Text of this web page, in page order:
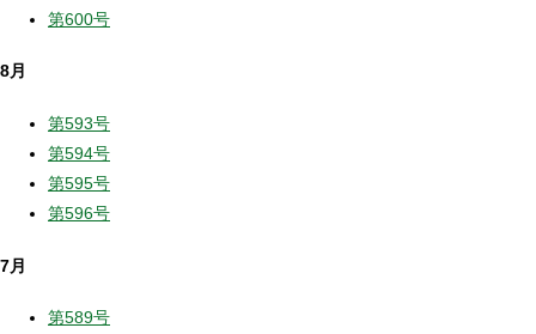
第600号
8月
第593号
第594号
第595号
第596号
7月
第589号